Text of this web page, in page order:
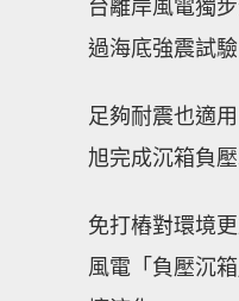
台離岸風電獨
過海底強震試驗
足夠耐震也適
旭完成沉箱負
免打樁對環境
風電「負壓沉